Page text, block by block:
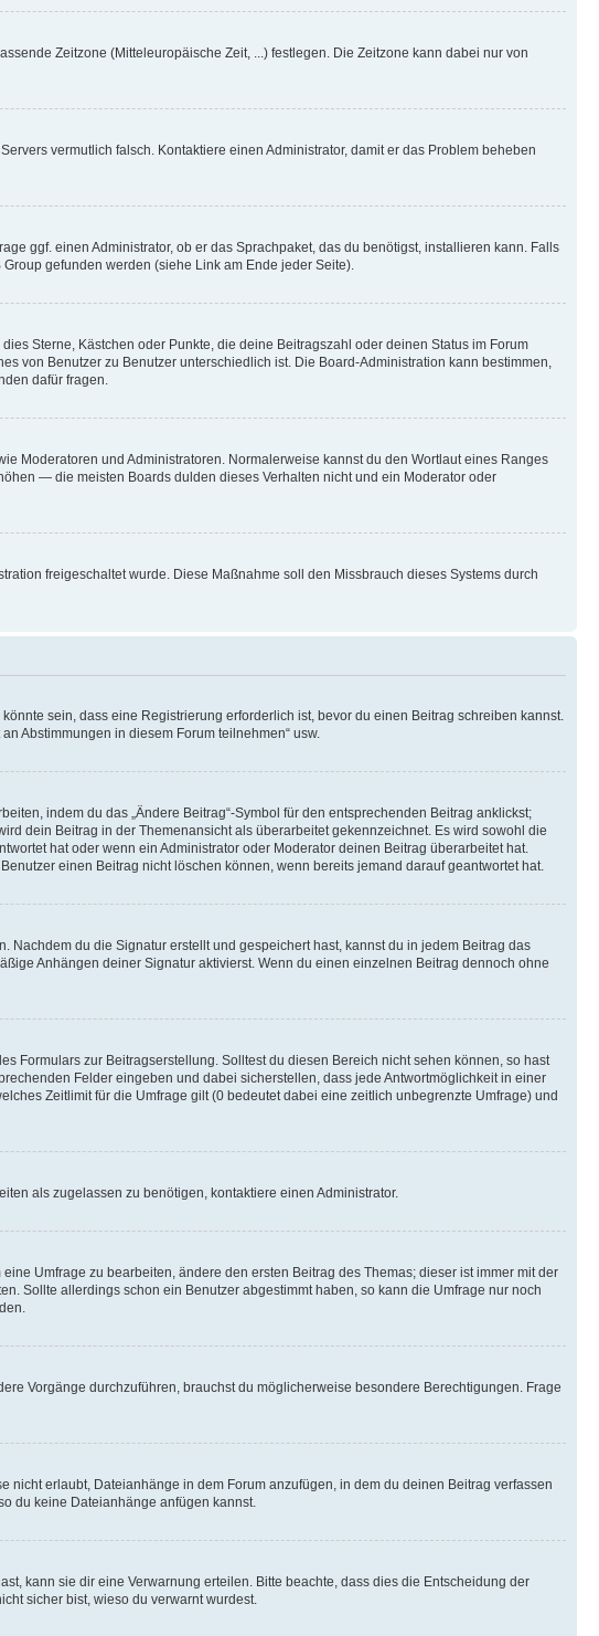
Zeitzone (Mitteleuropäische Zeit, ...) festlegen. Die Zeitzone kann dabei nur von
vermutlich falsch. Kontaktiere einen Administrator, damit er das Problem beheben
ggf. einen Administrator, ob er das Sprachpaket, das du benötigst, installieren kann. Falls
gefunden werden (siehe Link am Ende jeder Seite).
Sterne, Kästchen oder Punkte, die deine Beitragszahl oder deinen Status im Forum
von Benutzer zu Benutzer unterschiedlich ist. Die Board-Administration kann bestimmen,
dafür fragen.
Moderatoren und Administratoren. Normalerweise kannst du den Wortlaut eines Ranges
— die meisten Boards dulden dieses Verhalten nicht und ein Moderator oder
freigeschaltet wurde. Diese Maßnahme soll den Missbrauch dieses Systems durch
sein, dass eine Registrierung erforderlich ist, bevor du einen Beitrag schreiben kannst.
Abstimmungen in diesem Forum teilnehmen“ usw.
indem du das „Ändere Beitrag“-Symbol für den entsprechenden Beitrag anklickst;
dein Beitrag in der Themenansicht als überarbeitet gekennzeichnet. Es wird sowohl die
hat oder wenn ein Administrator oder Moderator deinen Beitrag überarbeitet hat.
einen Beitrag nicht löschen können, wenn bereits jemand darauf geantwortet hat.
du die Signatur erstellt und gespeichert hast, kannst du in jedem Beitrag das
Anhängen deiner Signatur aktivierst. Wenn du einen einzelnen Beitrag dennoch ohne
Formulars zur Beitragserstellung. Solltest du diesen Bereich nicht sehen können, so hast
Felder eingeben und dabei sicherstellen, dass jede Antwortmöglichkeit in einer
Zeitlimit für die Umfrage gilt (0 bedeutet dabei eine zeitlich unbegrenzte Umfrage) und
als zugelassen zu benötigen, kontaktiere einen Administrator.
Umfrage zu bearbeiten, ändere den ersten Beitrag des Themas; dieser ist immer mit der
Sollte allerdings schon ein Benutzer abgestimmt haben, so kann die Umfrage nur noch
Vorgänge durchzuführen, brauchst du möglicherweise besondere Berechtigungen. Frage
erlaubt, Dateianhänge in dem Forum anzufügen, in dem du deinen Beitrag verfassen
du keine Dateianhänge anfügen kannst.
kann sie dir eine Verwarnung erteilen. Bitte beachte, dass dies die Entscheidung der
sicher bist, wieso du verwarnt wurdest.